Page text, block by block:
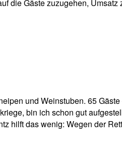
die Gäste zuzugehen,
und Weinstuben. 65
bin ich schon gut
hilft das wenig: Wegen der